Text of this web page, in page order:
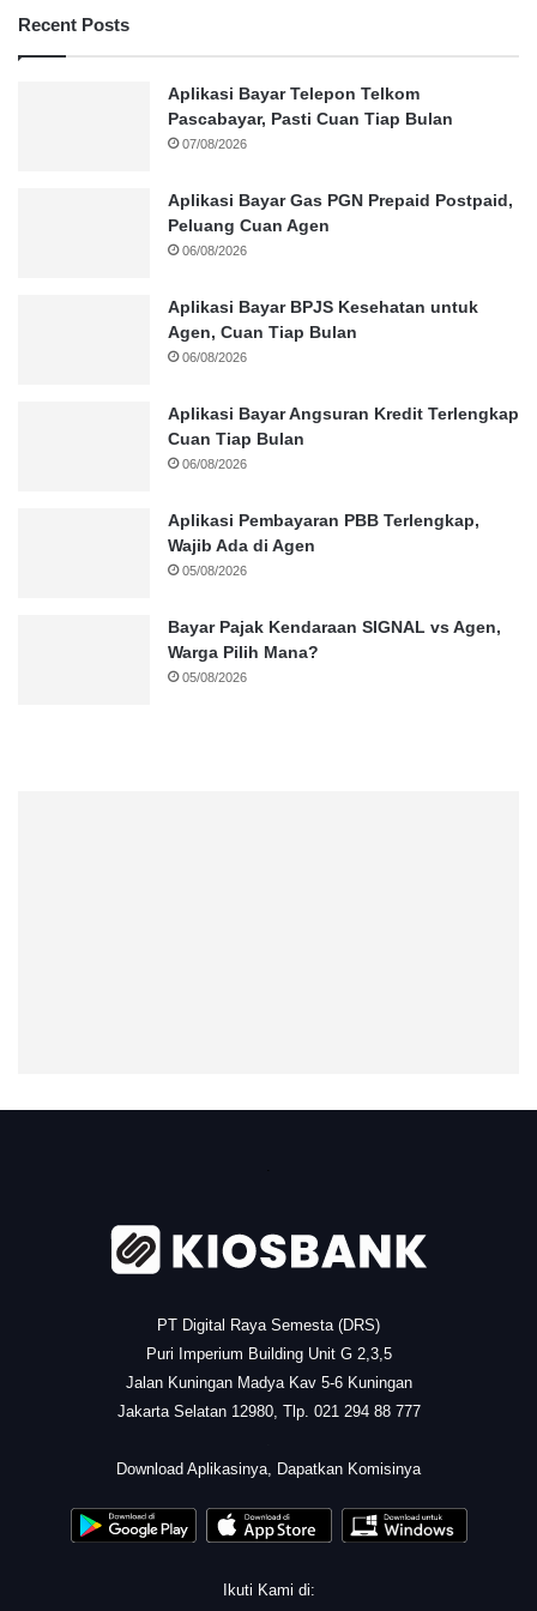
Recent Posts
Aplikasi Bayar Telepon Telkom
Pascabayar, Pasti Cuan Tiap Bulan
07/08/2026
Aplikasi Bayar Gas PGN Prepaid Postpaid,
Peluang Cuan Agen
06/08/2026
Aplikasi Bayar BPJS Kesehatan untuk
Agen, Cuan Tiap Bulan
06/08/2026
Aplikasi Bayar Angsuran Kredit Terlengkap
Cuan Tiap Bulan
06/08/2026
Aplikasi Pembayaran PBB Terlengkap,
Wajib Ada di Agen
05/08/2026
Bayar Pajak Kendaraan SIGNAL vs Agen,
Warga Pilih Mana?
05/08/2026
PT Digital Raya Semesta (DRS)
Puri Imperium Building Unit G 2,3,5
Jalan Kuningan Madya Kav 5-6 Kuningan
Jakarta Selatan 12980, Tlp. 021 294 88 777
Download Aplikasinya, Dapatkan Komisinya
Ikuti Kami di: